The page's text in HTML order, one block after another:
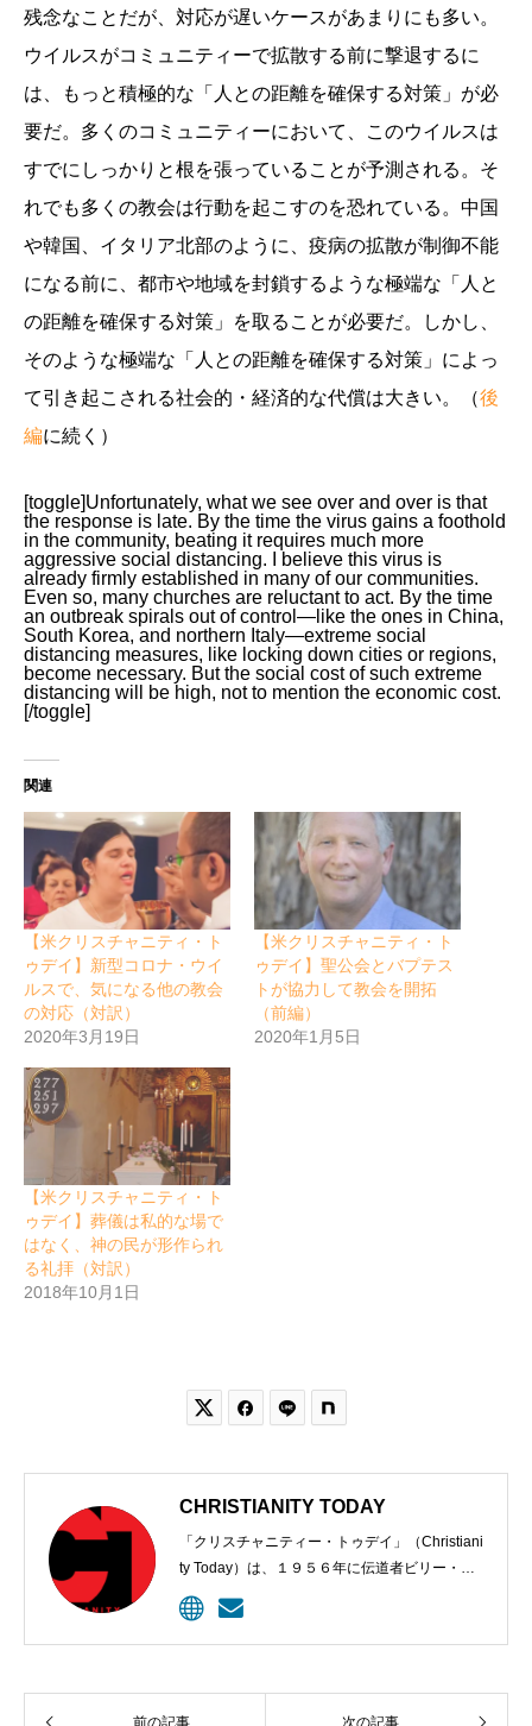
残念なことだが、対応が遅いケースがあまりにも多い。
ウイルスがコミュニティーで拡散する前に撃退するに
は、もっと積極的な「人との距離を確保する対策」が必
要だ。多くのコミュニティーにおいて、このウイルスは
すでにしっかりと根を張っていることが予測される。そ
れでも多くの教会は行動を起こすのを恐れている。中国
や韓国、イタリア北部のように、疫病の拡散が制御不能
になる前に、都市や地域を封鎖するような極端な「人と
の距離を確保する対策」を取ることが必要だ。しかし、
そのような極端な「人との距離を確保する対策」によっ
て引き起こされる社会的・経済的な代償は大きい。（後
編に続く）
[toggle]Unfortunately, what we see over and over is that
the response is late. By the time the virus gains a foothold
in the community, beating it requires much more
aggressive social distancing. I believe this virus is
already firmly established in many of our communities.
Even so, many churches are reluctant to act. By the time
an outbreak spirals out of control—like the ones in China,
South Korea, and northern Italy—extreme social
distancing measures, like locking down cities or regions,
become necessary. But the social cost of such extreme
distancing will be high, not to mention the economic cost.
[/toggle]
関連
【米クリスチャニティ・ト
ゥデイ】新型コロナ・ウイ
ルスで、気になる他の教会
の対応（対訳）
2020年3月19日
【米クリスチャニティ・ト
ゥデイ】聖公会とバプテス
トが協力して教会を開拓
（前編）
2020年1月5日
【米クリスチャニティ・ト
ゥデイ】葬儀は私的な場で
はなく、神の民が形作られ
る礼拝（対訳）
2018年10月1日
 
CHRISTIANITY TODAY
「クリスチャニティー・トゥデイ」（Christiani
ty Today）は、１９５６年に伝道者ビリー・グ
ラハムと編集長カール・ヘンリーにより創刊さ
れた、クリスチャンのための定期刊行物。９６
年、ウェブサイトが開設されて記事掲載が始め
ン指導者に毎月届けられ、オンラインの購読者